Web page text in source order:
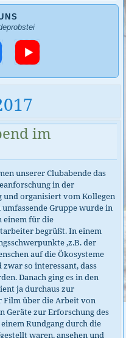
im
unserer Clubabende das
in der
und organisiert vom Kollegen
umfassende Gruppe wurde in
einem für die
begrüßt. In einem
,z.B. der
auf die Ökosysteme
so interessant, dass
Danach ging es in den
ja durchaus zur
Film über die Arbeit von
Geräte zur Erforschung des
Rundgang durch die
waren, ansehen und